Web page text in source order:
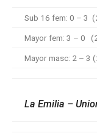
Sub 16 fem: 0 – 3
Mayor fem: 3 – 0
Mayor masc: 2 –
La Emilia –